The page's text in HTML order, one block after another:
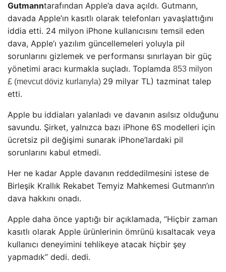
Gutmanntarafından Apple’a dava açıldı. Gutmann,
davada Apple’ın kasıtlı olarak telefonları yavaşlattığını
iddia etti. 24 milyon iPhone kullanıcısını temsil eden
dava, Apple’ı yazılım güncellemeleri yoluyla pil
sorunlarını gizlemek ve performansı sınırlayan bir güç
yönetimi aracı kurmakla suçladı. Toplamda 853 milyon
£ (mevcut döviz kurlarıyla) 29 milyar TL) tazminat talep
etti.
Apple bu iddiaları yalanladı ve davanın asılsız olduğunu
savundu. Şirket, yalnızca bazı iPhone 6S modelleri için
ücretsiz pil değişimi sunarak iPhone’lardaki pil
sorunlarını kabul etmedi.
Her ne kadar Apple davanın reddedilmesini istese de
Birleşik Krallık Rekabet Temyiz Mahkemesi Gutmann’ın
dava hakkını onadı.
Apple daha önce yaptığı bir açıklamada, “Hiçbir zaman
kasıtlı olarak Apple ürünlerinin ömrünü kısaltacak veya
kullanıcı deneyimini tehlikeye atacak hiçbir şey
yapmadık” dedi. dedi.